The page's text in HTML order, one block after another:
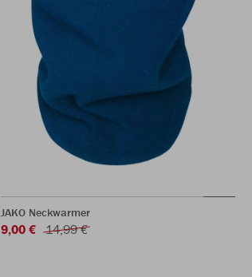
JAKO Neckwarmer
9,00 € 14,99 €